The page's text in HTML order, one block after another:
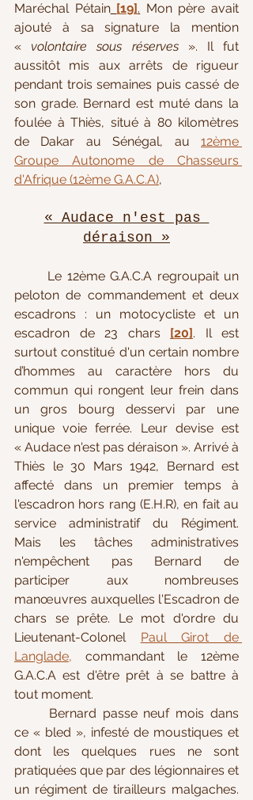
Maréchal Pétain [19]. Mon père avait
ajouté à sa signature la mention
« volontaire sous réserves ». Il fut
aussitôt mis aux arrêts de rigueur
pendant trois semaines puis cassé de
son grade. Bernard est muté dans la
foulée à Thiès, situé à 80 kilomètres
de Dakar au Sénégal, au 12ème
Groupe Autonome de Chasseurs
d'Afrique (12ème G.A.C.A),
« Audace n'est pas
déraison »
Le 12ème G.A.C.A regroupait un
peloton de commandement et deux
escadrons : un motocycliste et un
escadron de 23 chars [20]. Il est
surtout constitué d'un certain nombre
d’hommes au caractère hors du
commun qui rongent leur frein dans
un gros bourg desservi par une
unique voie ferrée. Leur devise est
« Audace n'est pas déraison ». Arrivé à
Thiès le 30 Mars 1942, Bernard est
affecté dans un premier temps à
l'escadron hors rang (E.H.R), en fait au
service administratif du Régiment.
Mais les tâches administratives
n'empêchent pas Bernard de
participer aux nombreuses
manœuvres auxquelles l'Escadron de
chars se prête. Le mot d'ordre du
Lieutenant-Colonel Paul Girot de
Langlade, commandant le 12ème
G.A.C.A est d'être prêt à se battre à
tout moment.
Bernard passe neuf mois dans
ce « bled », infesté de moustiques et
dont les quelques rues ne sont
pratiquées que par des légionnaires et
un régiment de tirailleurs malgaches.